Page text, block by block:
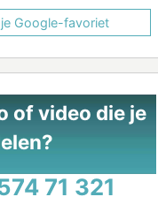
Google-favoriet
of video die je
71 321